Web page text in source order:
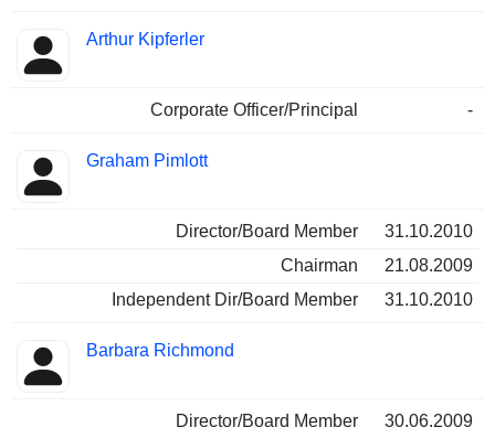
Arthur Kipferler
Corporate Officer/Principal -
Graham Pimlott
Director/Board Member
31.10.2010
Chairman
21.08.2009
Independent Dir/Board Member
31.10.2010
Barbara Richmond
Director/Board Member
30.06.2009